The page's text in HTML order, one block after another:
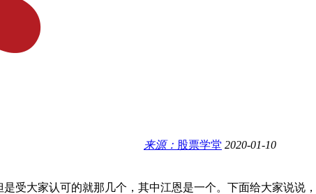
来源： 股票学堂 2020-01-10
受大家认可的就那几个，其中江恩是一个。下面给大家说说，